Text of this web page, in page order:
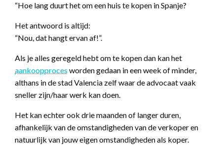
“Hoe lang duurt het om een huis te kopen in Spanje?
Het antwoord is altijd:
“Nou, dat hangt ervan af!”.
Als je alles geregeld hebt om te kopen dan kan het
aankoopproces worden gedaan in een week of minder,
althans in de stad Valencia zelf waar de advocaat vaak
sneller zijn/haar werk kan doen.
Het kan echter ook drie maanden of langer duren,
afhankelijk van de omstandigheden van de verkoper en
natuurlijk van jouw eigen omstandigheden als koper.